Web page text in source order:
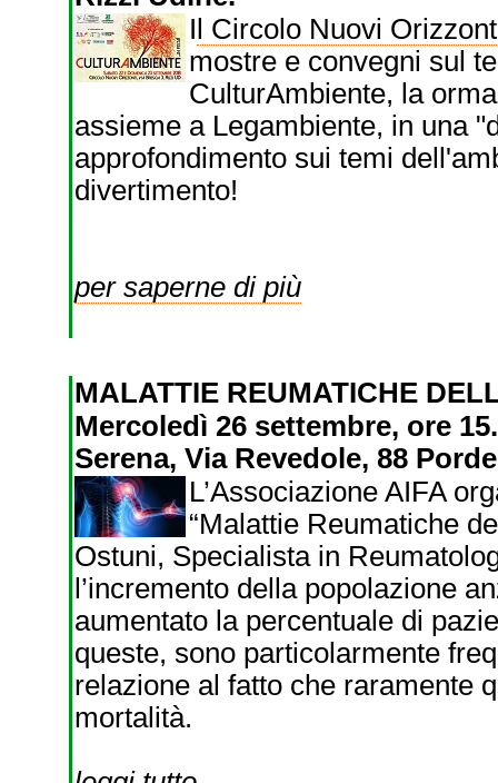
I l Circolo Nuovi
mostre e convegni sul
CulturAmbiente, la
assieme a Legambiente, in una
approfondimento sui temi
divertimento!
per saperne di più
MALATTIE REUMATICHE
Mercoledì 26 settembre, ore
Serena, Via Revedole, 88
L’Associazione AIFA
“Malattie Reumatiche
Ostuni, Specialista in
l’incremento della popolazione
aumentato la percentuale di
queste, sono particolarmente
relazione al fatto che raramente
mortalità.